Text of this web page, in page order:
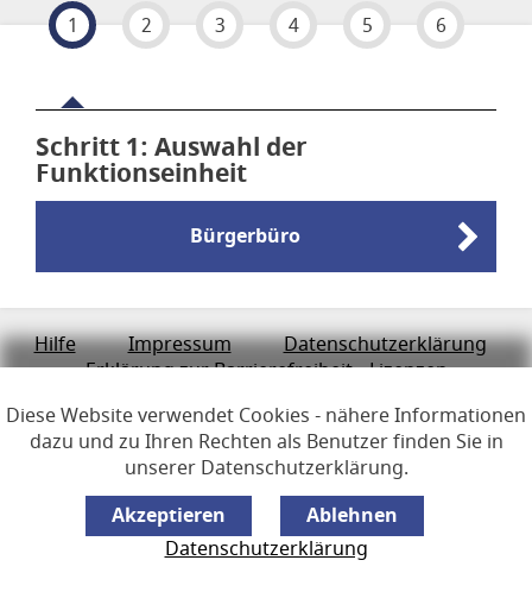
Diese Website verwendet Cookies - nähere Informationen
dazu und zu Ihren Rechten als Benutzer finden Sie in
unserer Datenschutzerklärung.
Datenschutzerklärung
1 2 3 4 5 6
Schritt 1von 6
: Auswahl der
Funktionseinheit
Bürgerbüro
Links zur Hilfe, Impressum, Datenschutzerklärung,
Hilfe Impressum
Datenschutzerklärung
Erklärung zur Barrierefreiheit Lizenzen
Öffnet im Dialogfenster.
Ihre Sitzung läuft aus in24Minuten
Hauptregion der Seite